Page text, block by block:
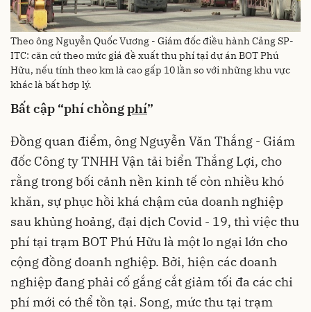
Theo ông Nguyễn Quốc Vương - Giám đốc điều hành Cảng SP-
ITC: căn cứ theo mức giá đề xuất thu phí tại dự án BOT Phú
Hữu, nếu tính theo km là cao gấp 10 lần so với những khu vực
khác là bất hợp lý.
Bất cập “phí chồngphí”
Đồng quan điểm, ông Nguyễn Văn Thắng - Giám
đốc Công ty TNHH Vận tải biển Thắng Lợi, cho
rằng trong bối cảnh nền kinh tế còn nhiều khó
khăn, sự phục hồi khá chậm của doanh nghiệp
sau khủng hoảng, đại dịch Covid - 19, thì việc thu
phí tại trạm BOT Phú Hữu là một lo ngại lớn cho
cộng đồng doanh nghiệp. Bởi, hiện các doanh
nghiệp đang phải cố gắng cắt giảm tối đa các chi
phí mới có thể tồn tại. Song, mức thu tại trạm